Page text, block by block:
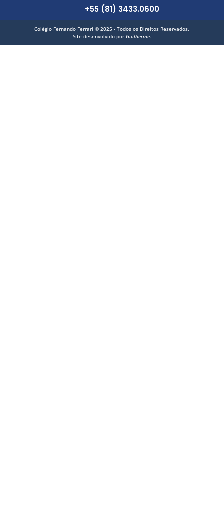
+55 (81) 3433.0600
Colégio Fernando Ferrari © 2025 - Todos os Direitos Reservados.
Site desenvolvido por Guilherme.